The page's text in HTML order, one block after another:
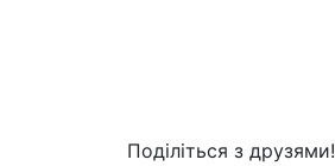
Поділіться з друзями!